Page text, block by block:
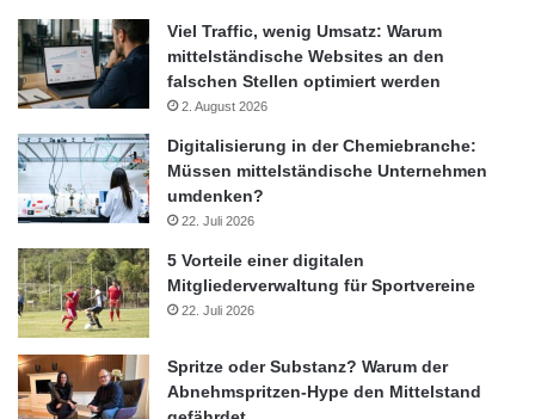
Viel Traffic, wenig Umsatz: Warum
mittelständische Websites an den
falschen Stellen optimiert werden
2. August 2026
Digitalisierung in der Chemiebranche:
Müssen mittelständische Unternehmen
umdenken?
22. Juli 2026
5 Vorteile einer digitalen
Mitgliederverwaltung für Sportvereine
22. Juli 2026
Spritze oder Substanz? Warum der
Abnehmspritzen-Hype den Mittelstand